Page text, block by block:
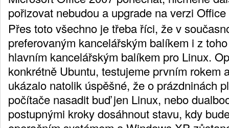
pořizovat nebudou a upgrade na verzi
Přes toto všechno je třeba říci, že v
preferovaným kancelářským balíkem i z
hlavním kancelářským balíkem pro Linux.
konkrétně Ubuntu, testujeme prvním rokem
ukázalo natolik úspěšné, že o prázdninách
počítače nasadit buď jen Linux, nebo
postupnými kroky dosáhnout stavu, kdy